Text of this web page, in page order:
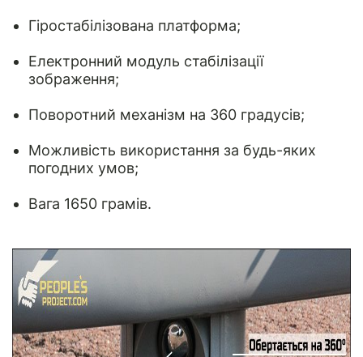
Гіростабілізована платформа;
Електронний модуль стабілізації
зображення;
Поворотний механізм на 360 градусів;
Можливість використання за будь-яких
погодних умов;
Вага 1650 грамів.